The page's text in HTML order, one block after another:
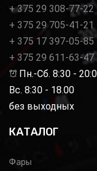
+ 375 29 308-77-22
+ 375 29 705-41-21
+ 375 17 397-05-85
+ 375 29 611-63-47
Пн.-Сб. 8:30 -
Вс. 8:30 - 18.00
без выходных
КАТАЛОГ
Фары